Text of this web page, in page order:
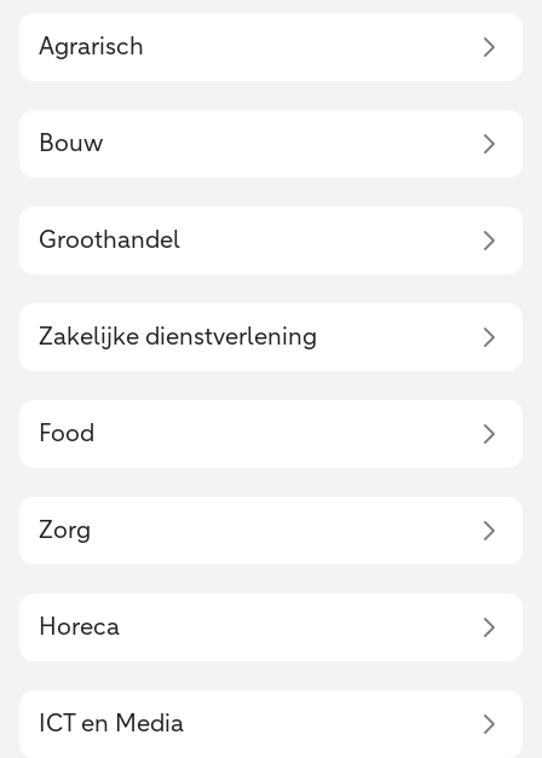
Agrarisch
Bouw
Groothandel
Zakelijke dienstverlening
Food
Zorg
Horeca
ICT en Media